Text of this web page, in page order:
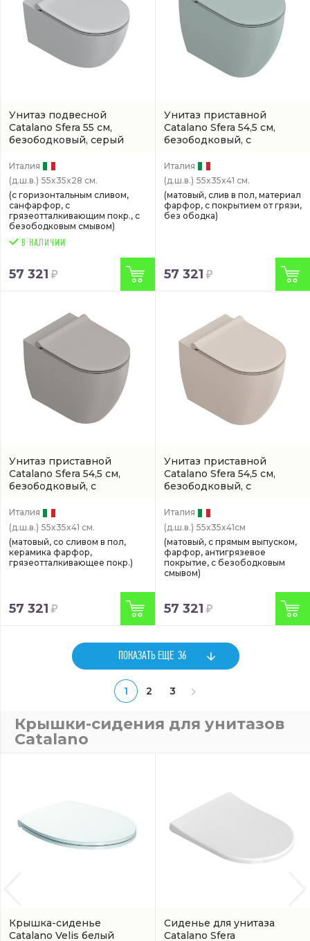
Унитаз подвесной
Catalano Sfera 55 см,
безободковый, серый
Италия
(д.ш.в.) 55x35x28 см.
(с горизонтальным сливом,
санфарфор, с
грязеотталкивающим покр., с
безободковым смывом)
57 321
Унитаз приставной
Catalano Sfera 54,5 см,
безободковый, с
(0514550028)
Италия
(д.ш.в.) 55x35x41 см.
(матовый, слив в пол, материал
фарфор, с покрытием от грязи,
без ободка)
57 321
Унитаз приставной
Catalano Sfera 54,5 см,
безободковый, с
(арт. 0514550032)
Италия
(д.ш.в.) 55x35x41 см.
(матовый, со сливом в пол,
керамика фарфор,
грязеотталкивающее покр.)
57 321
Унитаз приставной
Catalano Sfera 54,5 см,
безободковый, с
Италия
(д.ш.в.) 55x35x41см
(матовый, с прямым выпуском,
фарфор, антигрязевое
покрытие, с безободковым
смывом)
57 321
ПОКАЗАТЬ ЕЩЕ 36
1 2 3
Крышки-сидения для унитазов
Catalano
Крышка-сиденье
Catalano Velis белый
Сиденье для унитаза
Catalano Sfera